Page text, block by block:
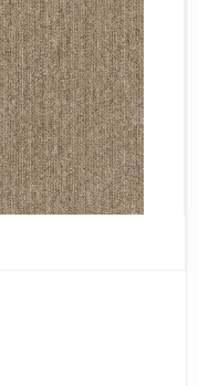
Decoria
Dolce Flooring
ECO Parquet
EcoClick
Egger